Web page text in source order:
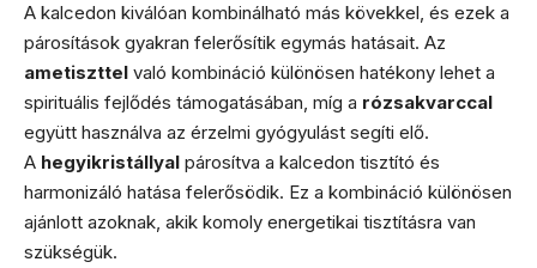
A kalcedon kiválóan kombinálható más kövekkel, és ezek a
párosítások gyakran felerősítik egymás hatásait. Az
ametiszttel való kombináció különösen hatékony lehet a
spirituális fejlődés támogatásában, míg a rózsakvarccal
együtt használva az érzelmi gyógyulást segíti elő.
A hegyikristállyal párosítva a kalcedon tisztító és
harmonizáló hatása felerősödik. Ez a kombináció különösen
ajánlott azoknak, akik komoly energetikai tisztításra van
szükségük.